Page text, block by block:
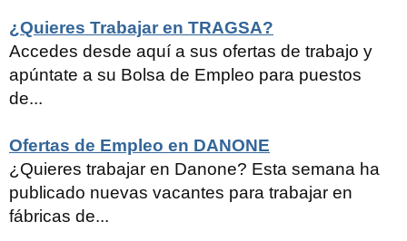
¿Quieres Trabajar en TRAGSA?
Accedes desde aquí a sus ofertas de trabajo y
apúntate a su Bolsa de Empleo para puestos
de...
Ofertas de Empleo en DANONE
¿Quieres trabajar en Danone? Esta semana ha
publicado nuevas vacantes para trabajar en
fábricas de...